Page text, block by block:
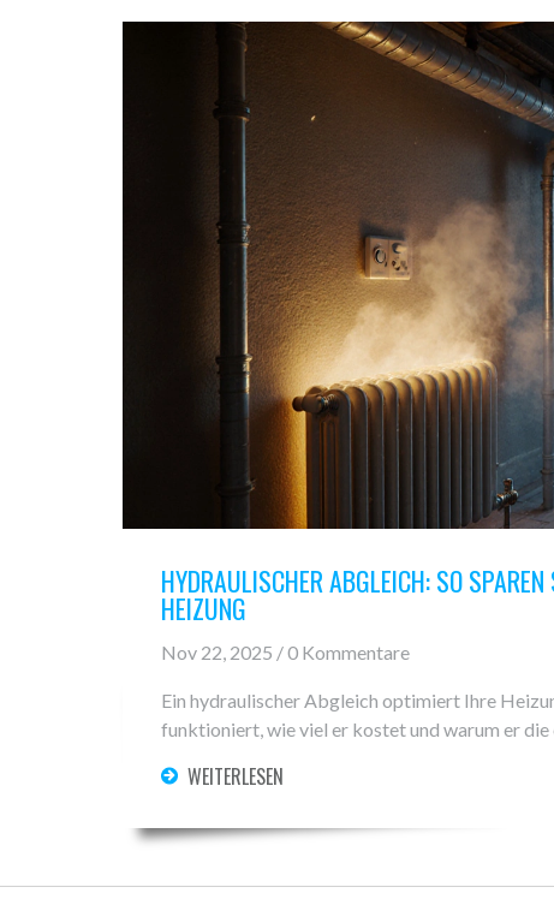
HYDRAULISCHER ABGLEICH: SO
HEIZUNG
Nov 22, 2025 / 0 Kommentare
Ein hydraulischer Abgleich optimiert Ihre
funktioniert, wie viel er kostet und warum er
WEITERLESEN